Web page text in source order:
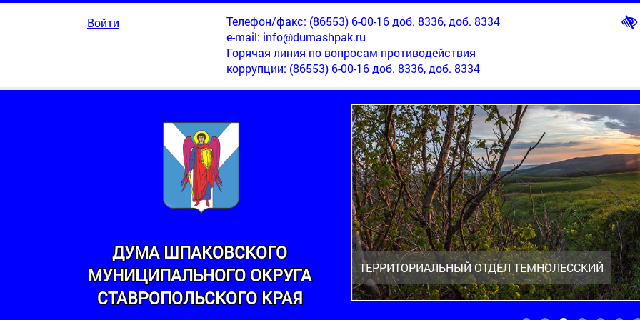
Войти
Телефон/факс: (86553) 6-00-16 доб. 8336, доб. 8334
e-mail: info@dumashpak.ru
Горячая линия по вопросам противодействия
коррупции: (86553) 6-00-16 доб. 8336, доб. 8334
ДУМА ШПАКОВСКОГО
МУНИЦИПАЛЬНОГО ОКРУГА
СТАВРОПОЛЬСКОГО КРАЯ
ТЕРРИТОРИАЛЬНЫЙ ОТДЕЛ ТЕМНОЛЕССКИЙ